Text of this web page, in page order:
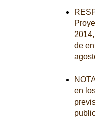
de
en